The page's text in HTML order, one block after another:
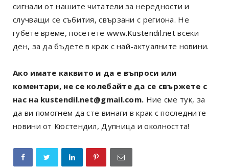
сигнали от нашите читатели за нередности и
случващи се събития, свързани с региона. Не
губете време, посетете www.Kustendil.net всеки
ден, за да бъдете в крак с най-актуалните новини.
Ако имате каквито и да е въпроси или
коментари, не се колебайте да се свържете с
нас на kustendil.net@gmail.com. Ние сме тук, за
да ви помогнем да сте винаги в крак с последните
новини от Кюстендил, Дупница и околността!